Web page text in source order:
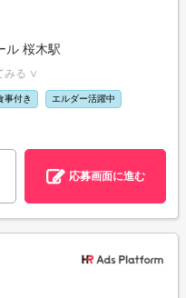
ル 桜木駅
みる ∨
事付き エルダー活躍中
応募画面に進む